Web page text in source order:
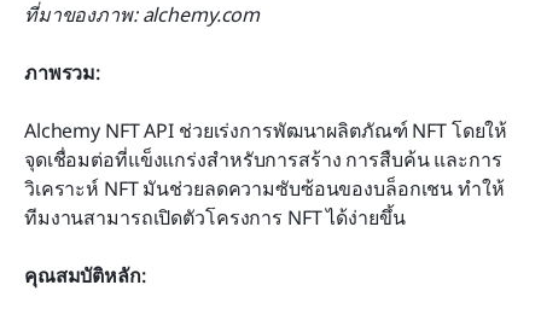
ที่มาของภาพ: alchemy.com
ภาพรวม:
Alchemy NFT API ช่วยเร่งการพัฒนาผลิตภัณฑ์ NFT โดยให้
จุดเชื่อมต่อที่แข็งแกร่งสำหรับการสร้าง การสืบค้น และการ
วิเคราะห์ NFT มันช่วยลดความซับซ้อนของบล็อกเชน ทำให้
ทีมงานสามารถเปิดตัวโครงการ NFT ได้ง่ายขึ้น
คุณสมบัติหลัก: